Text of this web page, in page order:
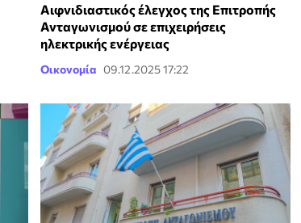
Αιφνιδιαστικός έλεγχος της Επιτροπής
Ανταγωνισμού σε επιχειρήσεις
ηλεκτρικής ενέργειας
Οικονομία 09.12.2025 17:22